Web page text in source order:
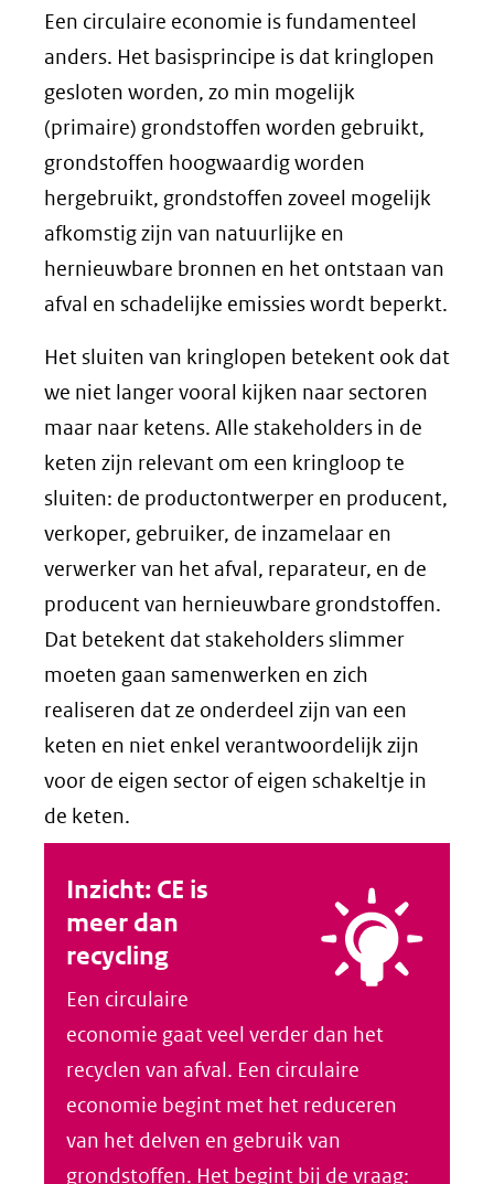
Een circulaire economie is fundamenteel
anders. Het basisprincipe is dat kringlopen
gesloten worden, zo min mogelijk
(primaire) grondstoffen worden gebruikt,
grondstoffen hoogwaardig worden
hergebruikt, grondstoffen zoveel mogelijk
afkomstig zijn van natuurlijke en
hernieuwbare bronnen en het ontstaan van
afval en schadelijke emissies wordt beperkt.
Het sluiten van kringlopen betekent ook dat
we niet langer vooral kijken naar sectoren
maar naar ketens. Alle stakeholders in de
keten zijn relevant om een kringloop te
sluiten: de productontwerper en producent,
verkoper, gebruiker, de inzamelaar en
verwerker van het afval, reparateur, en de
producent van hernieuwbare grondstoffen.
Dat betekent dat stakeholders slimmer
moeten gaan samenwerken en zich
realiseren dat ze onderdeel zijn van een
keten en niet enkel verantwoordelijk zijn
voor de eigen sector of eigen schakeltje in
de keten.
Inzicht: CE is
meer dan
recycling
Een circulaire
economie gaat veel verder dan het
recyclen van afval. Een circulaire
economie begint met het reduceren
van het delven en gebruik van
grondstoffen. Het begint bij de vraag: